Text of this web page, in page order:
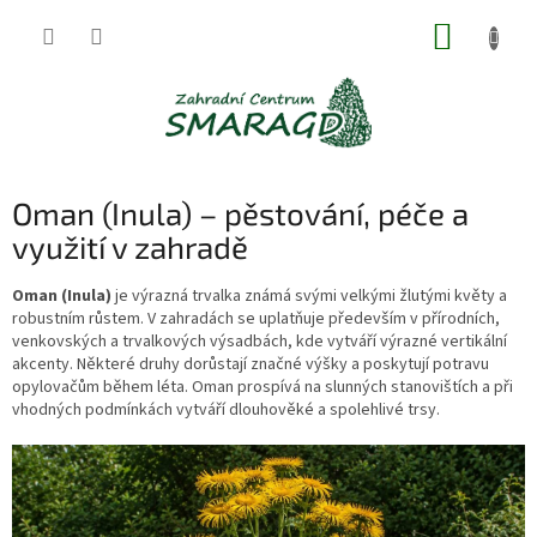
Oman (Inula) – pěstování, péče a
využití v zahradě
Oman (Inula) je výrazná trvalka známá svými velkými žlutými květy a
robustním růstem. V zahradách se uplatňuje především v přírodních,
venkovských a trvalkových výsadbách, kde vytváří výrazné vertikální
akcenty. Některé druhy dorůstají značné výšky a poskytují potravu
opylovačům během léta. Oman prospívá na slunných stanovištích a při
vhodných podmínkách vytváří dlouhověké a spolehlivé trsy.
V
ý
p